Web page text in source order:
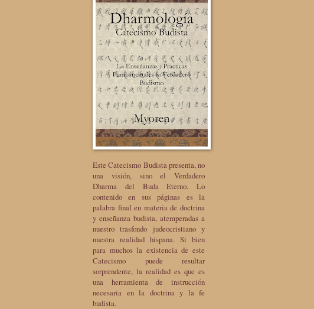
Este Catecismo Budista presenta, no
una visión, sino el Verdadero
Dharma del Buda Eterno. Lo
contenido en sus páginas es la
palabra final en materia de doctrina
y enseñanza budista, atemperadas a
nuestro trasfondo judeocristiano y
nuestra realidad hispana. Si bien
para muchos la existencia de este
Catecismo puede resultar
sorprendente, la realidad es que es
una herramienta de instrucción
necesaria en la doctrina y la fe
budista.